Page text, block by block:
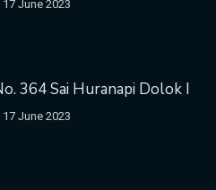
17 June 2023
364 Sai Huranapi Dolok I
17 June 2023